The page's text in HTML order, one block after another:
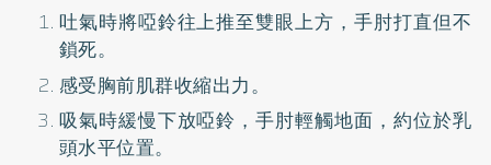
吐氣時將啞鈴往上推至雙眼上方，手肘打直但不
鎖死。
感受胸前肌群收縮出力。
吸氣時緩慢下放啞鈴，手肘輕觸地面，約位於乳
頭水平位置。